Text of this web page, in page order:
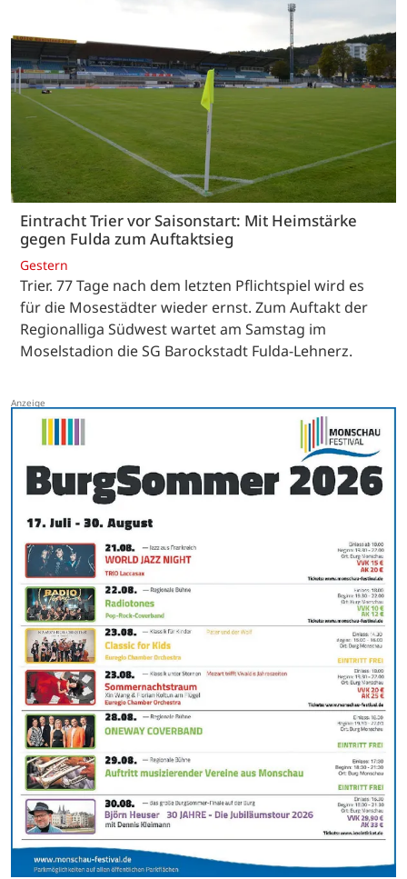
Eintracht Trier vor Saisonstart: Mit Heimstärke
gegen Fulda zum Auftaktsieg
Gestern
Trier. 77 Tage nach dem letzten Pflichtspiel wird es
für die Mosestädter wieder ernst. Zum Auftakt der
Regionalliga Südwest wartet am Samstag im
Moselstadion die SG Barockstadt Fulda-Lehnerz.